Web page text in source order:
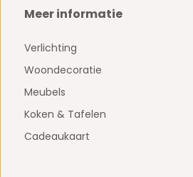
Meer informatie
Verlichting
Woondecoratie
Meubels
Koken & Tafelen
Cadeaukaart